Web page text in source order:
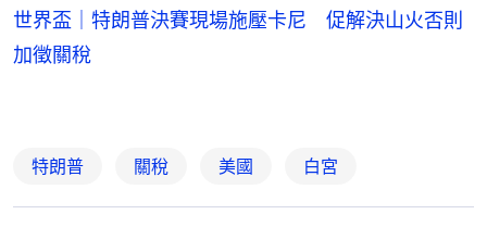
世界盃｜特朗普決賽現場施壓卡尼 促解決山火否則
加徵關稅
特朗普 關稅 美國 白宮